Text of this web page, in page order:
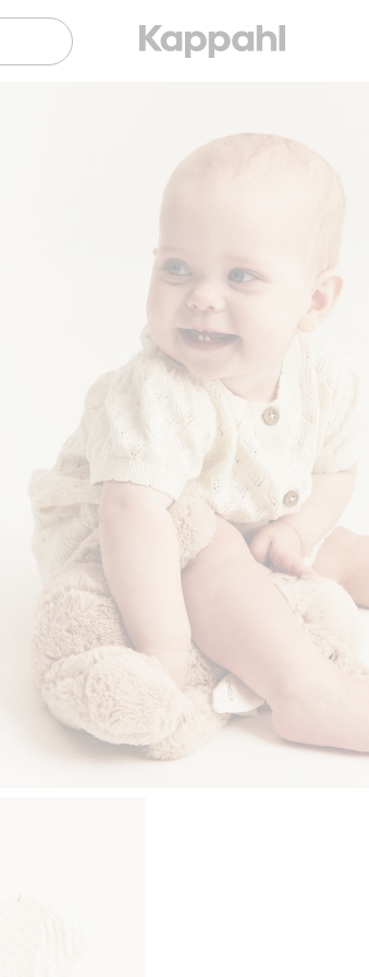
Sujuva maksaminen Klarnalla